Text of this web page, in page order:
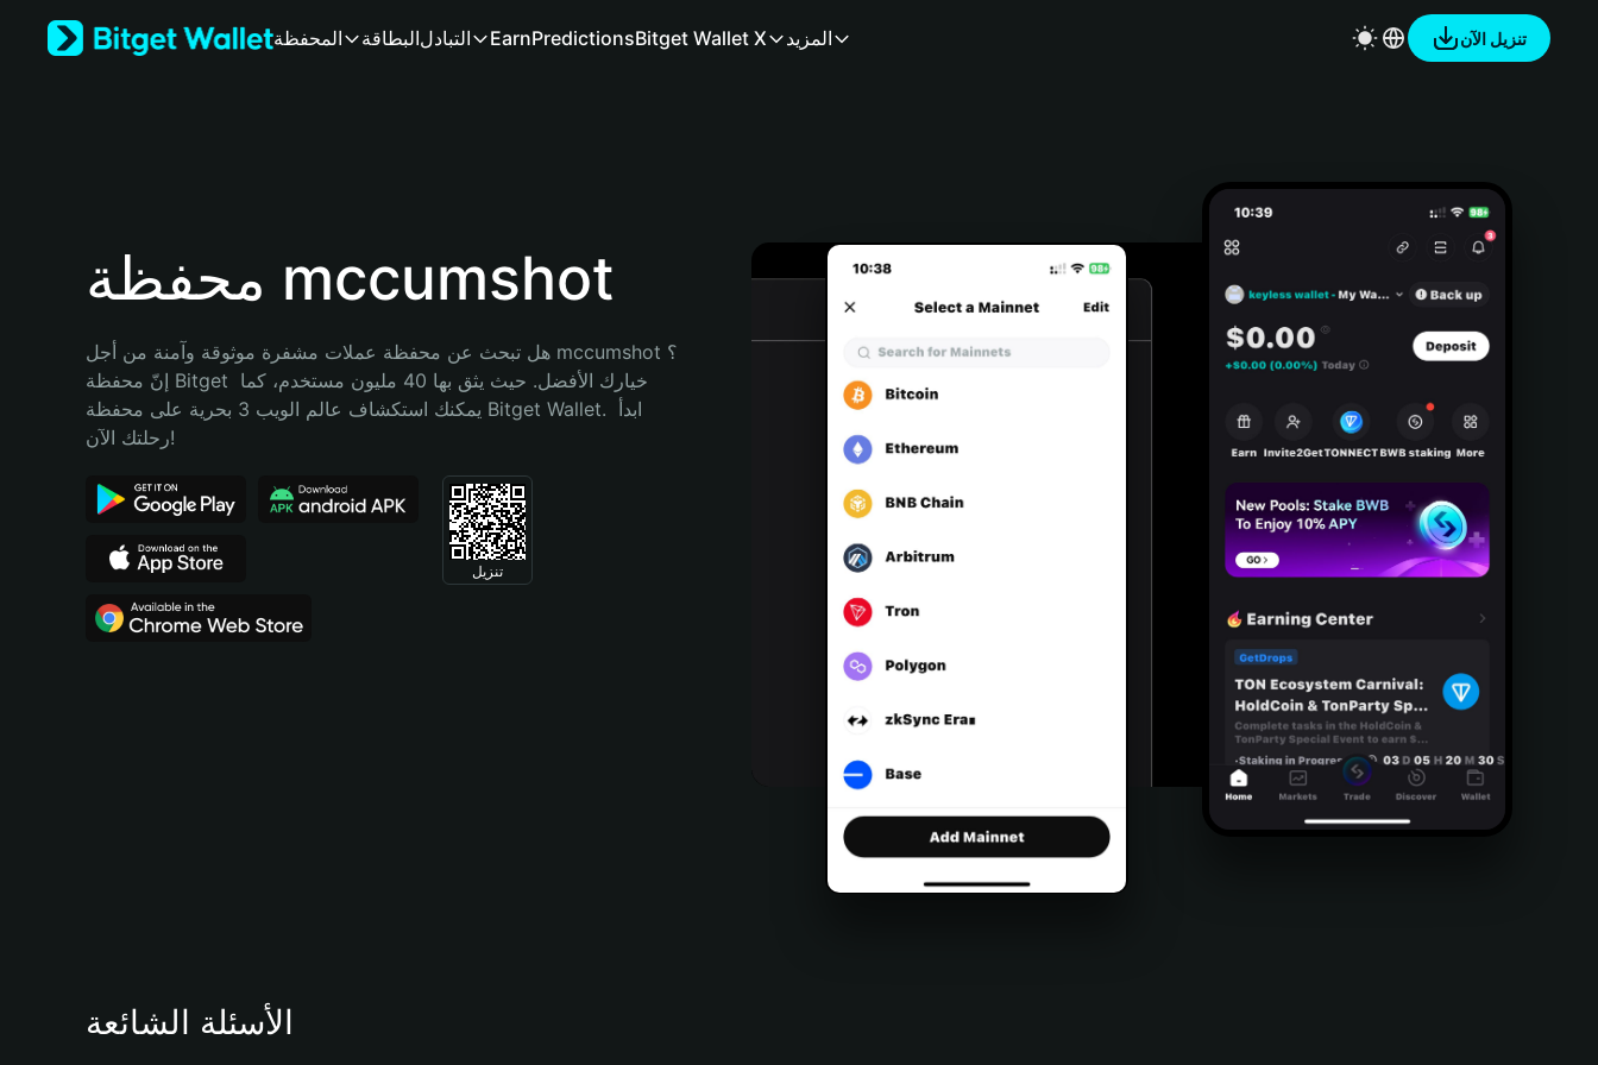
Bahasa Indonesia
Português (Brasil)
المحفظة البطاقةالتبادل EarnPredictionsBitget Wallet X المزيد تنزيل الآن
محفظة mccumshot
هل تبحث عن محفظة عملات مشفرة موثوقة وآمنة من أجل mccumshot؟
إنّ محفظة Bitget خيارك الأفضل. حيث يثق بها 40 مليون مستخدم، كما
يمكنك استكشاف عالم الويب 3 بحرية على محفظة Bitget Wallet. ابدأ
رحلتك الآن!
تنزيل
الأسئلة الشائعة